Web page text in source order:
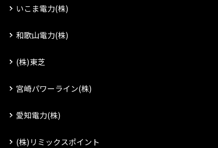
いこま電力(株)
和歌山電力(株)
(株)東芝
宮崎パワーライン(株)
愛知電力(株)
(株)リミックスポイント